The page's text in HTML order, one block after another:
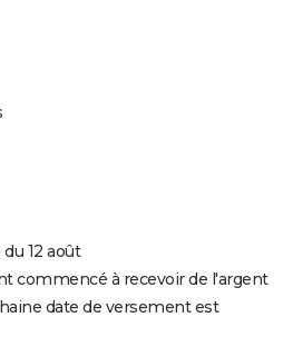
12 août
commencé à recevoir de l'argent
date de versement est